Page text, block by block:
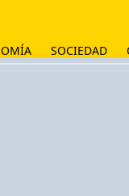
SOCIEDAD